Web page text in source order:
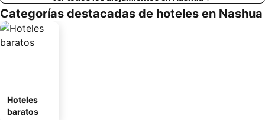
Categorías destacadas de hoteles en Nashua
Hoteles
baratos